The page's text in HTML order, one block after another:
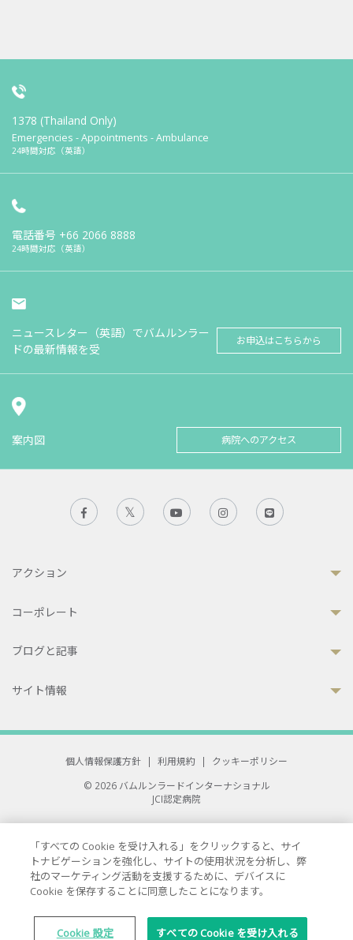
1378 (Thailand Only)
Emergencies - Appointments - Ambulance
24時間対応（英語）
電話番号 +66 2066 8888
24時間対応（英語）
ニュースレター（英語）でバムルンラー
ドの最新情報を受
お申込はこちらから
案内図 病院へのアクセス
アクション
コーポレート
ブログと記事
サイト情報
個人情報保護方針 | 利用規約 |
クッキーポリシー
© 2026 バムルンラードインターナショナル
JCI認定病院
All rights reserved.
「すべての Cookie を受け入れる」をクリックすると、サイ
トナビゲーションを強化し、サイトの使用状況を分析し、弊
社のマーケティング活動を支援するために、デバイスに
Cookie を保存することに同意したことになります。
Cookie 設定 すべての Cookie を受け入れる